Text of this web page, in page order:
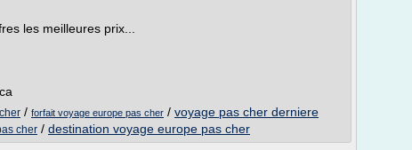
les meilleures prix...
/ forfait voyage europe pas cher / voyage pas cher derniere
cher / destination voyage europe pas cher